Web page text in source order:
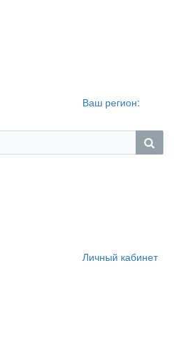
Ваш регион:
Личный кабинет